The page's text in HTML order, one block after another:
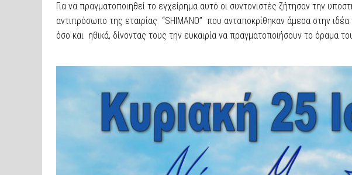
Για να πραγματοποιηθεί το εγχείρημα αυτό οι συντονιστές ζήτησαν την
αντιπρόσωπο της εταιρίας “SHIMANO” που ανταποκρίθηκαν άμεσα στην ιδέα
όσο και ηθικά, δίνοντας τους την ευκαιρία να πραγματοποιήσουν το όραμα